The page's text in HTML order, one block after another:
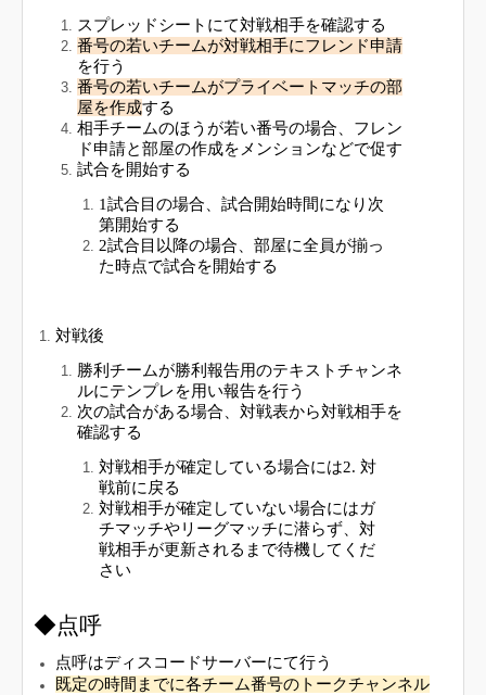
スプレッドシートにて対戦相手を確認する
番号の若いチームが対戦相手にフレンド申請
を行う
番号の若いチームがプライベートマッチの部
屋を作成する
相手チームのほうが若い番号の場合、フレン
ド申請と部屋の作成をメンションなどで促す
試合を開始する
1試合目の場合、試合開始時間になり次
第開始する
2試合目以降の場合、部屋に全員が揃っ
た時点で試合を開始する
対戦後
勝利チームが勝利報告用のテキストチャンネ
ルにテンプレを用い報告を行う
次の試合がある場合、対戦表から対戦相手を
確認する
対戦相手が確定している場合には2. 対
戦前に戻る
対戦相手が確定していない場合にはガ
チマッチやリーグマッチに潜らず、対
戦相手が更新されるまで待機してくだ
さい
◆点呼
点呼はディスコードサーバーにて行う
既定の時間までに各チーム番号のトークチャンネル